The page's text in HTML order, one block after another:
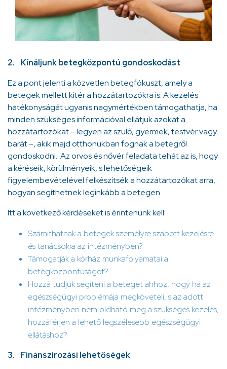
2. Kínáljunk betegközpontú gondoskodást
Ez a pont jelenti a közvetlen betegfókuszt, amely a
betegek mellett kitér a hozzátartozókra is. A kezelés
hatékonyságát ugyanis nagymértékben támogathatja, ha
minden szükséges információval ellátjuk azokat a
hozzátartozókat – legyen az szülő, gyermek, testvér vagy
barát –, akik majd otthonukban fognak a betegről
gondoskodni. Az orvos és nővér feladata tehát az is, hogy
a kéréseik, körülményeik, s lehetőségeik
figyelembevételével felkészítsék a hozzátartozókat arra,
hogyan segíthetnek leginkább a betegen.
Itt a következő kérdéseket is érintenünk kell:
Számíthatnak a betegek személyre szabott kezelésre
és tanácsokra az intézményben?
Támogatják a kórház munkafolyamatai a
betegközpontúságot?
Hozzá tudjuk segíteni a beteget ahhoz, hogy ha az
egészségügyi problémája megköveteli, s az adott
intézményben nem oldható meg a szükséges kezelés,
hozzáférjen a lehető legszélesebb egészségügyi
ellátáshoz?
3. Finanszírozási lehetőségek